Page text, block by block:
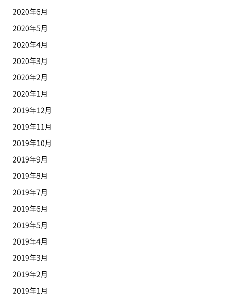
2020年6月
2020年5月
2020年4月
2020年3月
2020年2月
2020年1月
2019年12月
2019年11月
2019年10月
2019年9月
2019年8月
2019年7月
2019年6月
2019年5月
2019年4月
2019年3月
2019年2月
2019年1月